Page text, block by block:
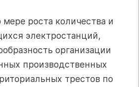
роста количества и
электростанций,
организации
производственных
трестов по